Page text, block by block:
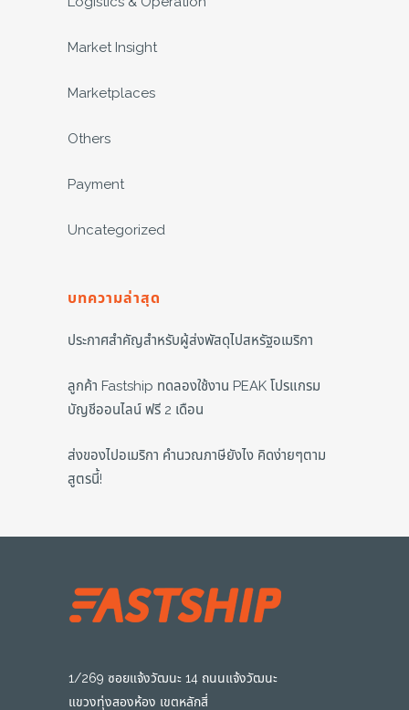
Market Insight
Marketplaces
Others
Payment
Uncategorized
บทความล่าสุด
ประกาศสำคัญสำหรับผู้ส่งพัสดุไปสหรัฐอเมริกา
ลูกค้า Fastship ทดลองใช้งาน PEAK โปรแกรม
บัญชีออนไลน์ ฟรี 2 เดือน
ส่งของไปอเมริกา คำนวณภาษียังไง คิดง่ายๆตาม
สูตรนี้!
1/269 ซอยแจ้งวัฒนะ 14 ถนนแจ้งวัฒนะ
แขวงทุ่งสองห้อง เขตหลักสี่